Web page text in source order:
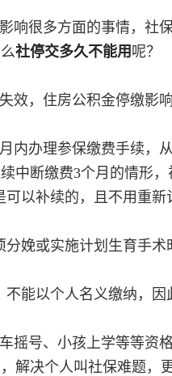
响很多方面的事情，社
社停交多久不能用 呢？
效，住房公积金停缴影响
内办理参保缴费手续，
中断缴费3个月的情形，
以补续的，且不用重
娩或实施计划生育手
能以个人名义缴纳，
摇号、小孩上学等等资
解决个人叫社保难题，